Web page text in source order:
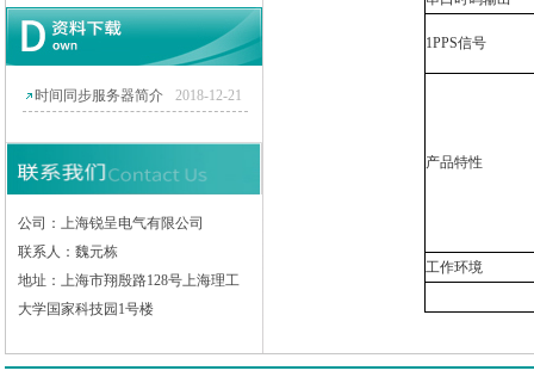
时间同步服务器简介 2018-12-21
公司：上海锐呈电气有限公司
联系人：魏元栋
地址：上海市翔殷路128号上海理工
大学国家科技园1号楼
1PPS信号
产品特性
工作环境